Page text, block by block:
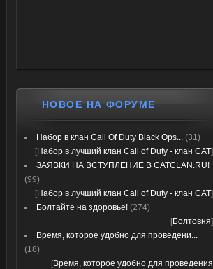
НОВОЕ НА ФОРУМЕ
Набор в клан Call Of Duty Black Ops... (31)
[Набор в лучший клан Call of Duty - клан CAT]
ЗАЯВКИ НА ВСТУПЛЕНИЕ В CATCLAN.RU!
(99)
[Набор в лучший клан Call of Duty - клан CAT]
Болтайте на здоровье! (274)
[Болтовня]
Время, которое удобно для проведени...
(18)
[Время, которое удобно для проведения